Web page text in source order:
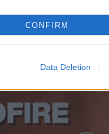
CONFIRM
Data Deletion